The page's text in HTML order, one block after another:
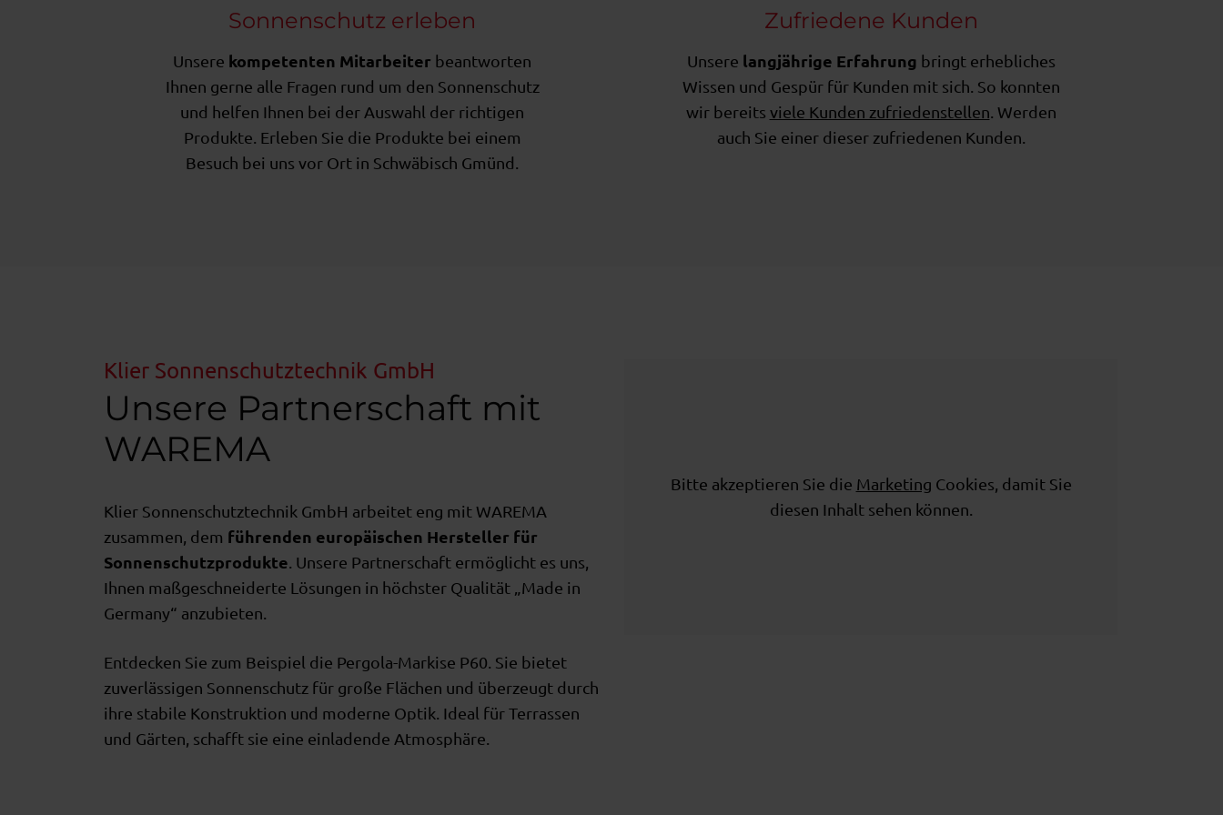
Sonnenschutz erleben
Unsere kompetenten Mitarbeiter beantworten
Ihnen gerne alle Fragen rund um den Sonnenschutz
und helfen Ihnen bei der Auswahl der richtigen
Produkte. Erleben Sie die Produkte bei einem
Besuch bei uns vor Ort in Schwäbisch Gmünd.
Zufriedene Kunden
Unsere langjährige Erfahrung bringt erhebliches
Wissen und Gespür für Kunden mit sich. So konnten
wir bereits viele Kunden zufriedenstellen . Werden
auch Sie einer dieser zufriedenen Kunden.
Bitte akzeptieren Sie die Marketing Cookies, damit Sie
diesen Inhalt sehen können.
Klier Sonnenschutztechnik GmbH
Unsere Partnerschaft mit
WAREMA
Klier Sonnenschutztechnik GmbH arbeitet eng mit WAREMA
zusammen, dem führenden europäischen Hersteller für
Sonnenschutzprodukte . Unsere Partnerschaft ermöglicht es uns,
Ihnen maßgeschneiderte Lösungen in höchster Qualität „Made in
Germany“ anzubieten.
Entdecken Sie zum Beispiel die Pergola-Markise P60. Sie bietet
zuverlässigen Sonnenschutz für große Flächen und überzeugt durch
ihre stabile Konstruktion und moderne Optik. Ideal für Terrassen
und Gärten, schafft sie eine einladende Atmosphäre.